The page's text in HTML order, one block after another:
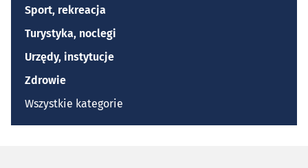
Sport, rekreacja
Turystyka, noclegi
Urzędy, instytucje
Zdrowie
Wszystkie kategorie